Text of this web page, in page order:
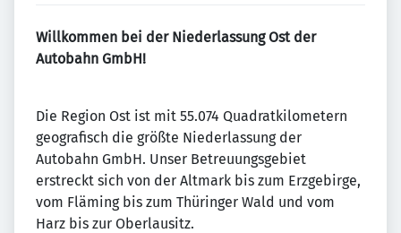
Willkommen bei der Niederlassung Ost der
Autobahn GmbH!
Die Region Ost ist mit 55.074 Quadratkilometern
geografisch die größte Niederlassung der
Autobahn GmbH. Unser Betreuungsgebiet
erstreckt sich von der Altmark bis zum Erzgebirge,
vom Fläming bis zum Thüringer Wald und vom
Harz bis zur Oberlausitz.